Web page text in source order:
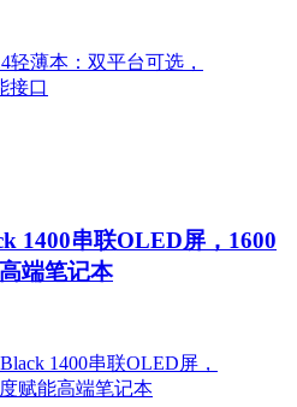
1400串联OLED屏，1600
端笔记本